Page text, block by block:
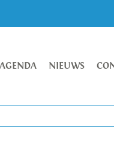
AGENDA NIEUWS